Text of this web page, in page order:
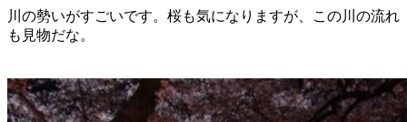
川の勢いがすごいです。桜も気になりますが、この川の流れ
も見物だな。